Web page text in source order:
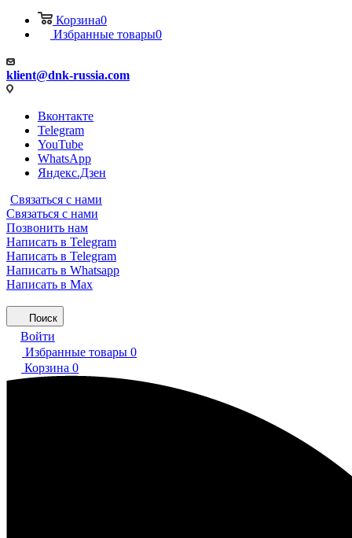
Корзина0
Избранные товары0
klient@dnk-russia.com
Вконтакте
Telegram
YouTube
WhatsApp
Яндекс.Дзен
Связаться с нами
Связаться с нами
Позвонить нам
Написать в Telegram
Написать в Telegram
Написать в Whatsapp
Написать в Max
Поиск
Войти
Избранные товары 0
Корзина 0